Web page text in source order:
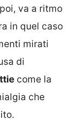
va a ritmo
in quel caso
mirati
di
come la
che